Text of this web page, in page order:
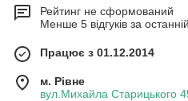
Рейтинг не сформований
Менше 5 відгуків за
Працює з 01.12.2014
м. Рівне
вул.Михайла Старицького